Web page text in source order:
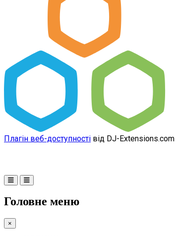
Плагін веб-доступності від DJ-Extensions.com
Головне меню
×